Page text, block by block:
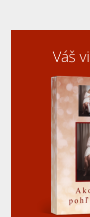
Váš